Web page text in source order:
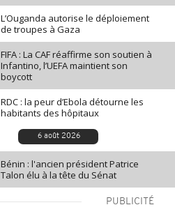
L’Ouganda autorise le déploiement
de troupes à Gaza
FIFA : La CAF réaffirme son soutien à
Infantino, l’UEFA maintient son
boycott
RDC : la peur d’Ebola détourne les
habitants des hôpitaux
6 août 2026
Bénin : l'ancien président Patrice
Talon élu à la tête du Sénat
PUBLICITÉ